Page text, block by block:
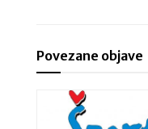
Povezane objave